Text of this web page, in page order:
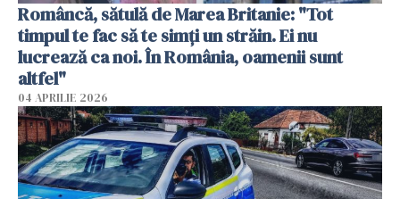
Româncă, sătulă de Marea Britanie: "Tot
timpul te fac să te simți un străin. Ei nu
lucrează ca noi. În România, oamenii sunt
altfel"
04 APRILIE 2026